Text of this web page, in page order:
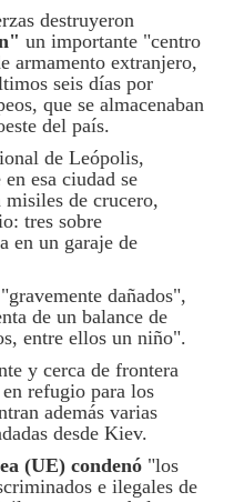
destruyeron
un importante "centro
armamento extranjero,
seis días por
que se almacenaban
del país.
de Leópolis,
esa ciudad se
misiles de crucero,
tres sobre
en un garaje de
dañados",
de un balance de
entre ellos un niño".
y cerca de frontera
refugio para los
además varias
desde Kiev.
(UE) condenó "los
e ilegales de